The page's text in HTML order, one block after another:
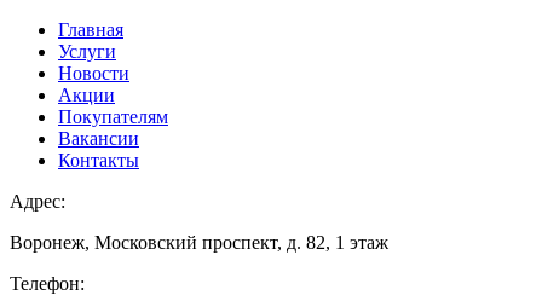
Главная
Услуги
Новости
Акции
Покупателям
Вакансии
Контакты
Адрес:
Воронеж, Московский проспект, д. 82, 1 этаж
Телефон: